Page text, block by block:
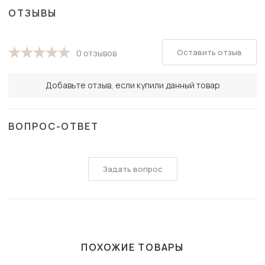
ОТЗЫВЫ
0 отзывов
Добавьте отзыв, если купили данный товар
Оставить отзыв
ВОПРОС-ОТВЕТ
Задать вопрос
ПОХОЖИЕ ТОВАРЫ